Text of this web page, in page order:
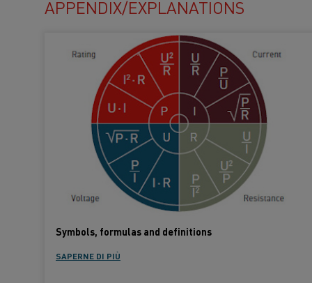
APPENDIX/EXPLANATIONS
Symbols, formulas and definitions
SAPERNE DI PIÙ